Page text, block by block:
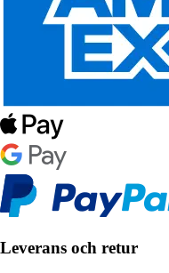
Leverans och retur